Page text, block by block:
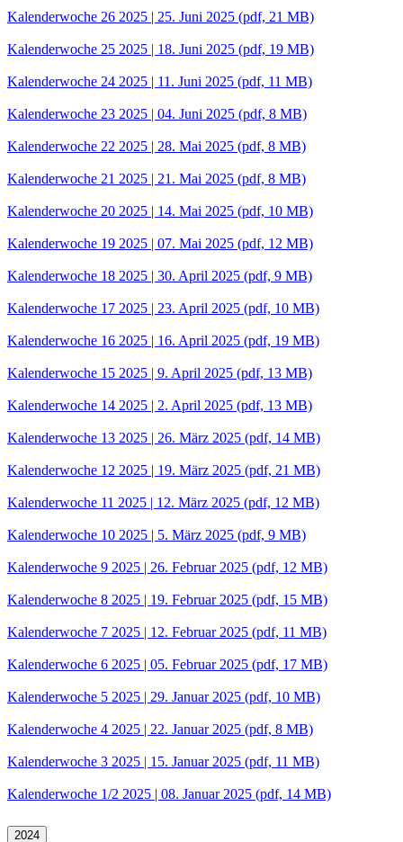
Kalenderwoche 26 2025 | 25. Juni 2025 (pdf, 21 MB)
Kalenderwoche 25 2025 | 18. Juni 2025 (pdf, 19 MB)
Kalenderwoche 24 2025 | 11. Juni 2025 (pdf, 11 MB)
Kalenderwoche 23 2025 | 04. Juni 2025 (pdf, 8 MB)
Kalenderwoche 22 2025 | 28. Mai 2025 (pdf, 8 MB)
Kalenderwoche 21 2025 | 21. Mai 2025 (pdf, 8 MB)
Kalenderwoche 20 2025 | 14. Mai 2025 (pdf, 10 MB)
Kalenderwoche 19 2025 | 07. Mai 2025 (pdf, 12 MB)
Kalenderwoche 18 2025 | 30. April 2025 (pdf, 9 MB)
Kalenderwoche 17 2025 | 23. April 2025 (pdf, 10 MB)
Kalenderwoche 16 2025 | 16. April 2025 (pdf, 19 MB)
Kalenderwoche 15 2025 | 9. April 2025 (pdf, 13 MB)
Kalenderwoche 14 2025 | 2. April 2025 (pdf, 13 MB)
Kalenderwoche 13 2025 | 26. März 2025 (pdf, 14 MB)
Kalenderwoche 12 2025 | 19. März 2025 (pdf, 21 MB)
Kalenderwoche 11 2025 | 12. März 2025 (pdf, 12 MB)
Kalenderwoche 10 2025 | 5. März 2025 (pdf, 9 MB)
Kalenderwoche 9 2025 | 26. Februar 2025 (pdf, 12 MB)
Kalenderwoche 8 2025 | 19. Februar 2025 (pdf, 15 MB)
Kalenderwoche 7 2025 | 12. Februar 2025 (pdf, 11 MB)
Kalenderwoche 6 2025 | 05. Februar 2025 (pdf, 17 MB)
Kalenderwoche 5 2025 | 29. Januar 2025 (pdf, 10 MB)
Kalenderwoche 4 2025 | 22. Januar 2025 (pdf, 8 MB)
Kalenderwoche 3 2025 | 15. Januar 2025 (pdf, 11 MB)
Kalenderwoche 1/2 2025 | 08. Januar 2025 (pdf, 14 MB)
2024